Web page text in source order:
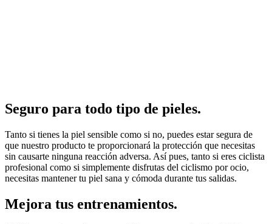
Seguro para todo tipo de pieles.
Tanto si tienes la piel sensible como si no, puedes estar segura de
que nuestro producto te proporcionará la protección que necesitas
sin causarte ninguna reacción adversa. Así pues, tanto si eres ciclista
profesional como si simplemente disfrutas del ciclismo por ocio,
necesitas mantener tu piel sana y cómoda durante tus salidas.
Mejora tus entrenamientos.